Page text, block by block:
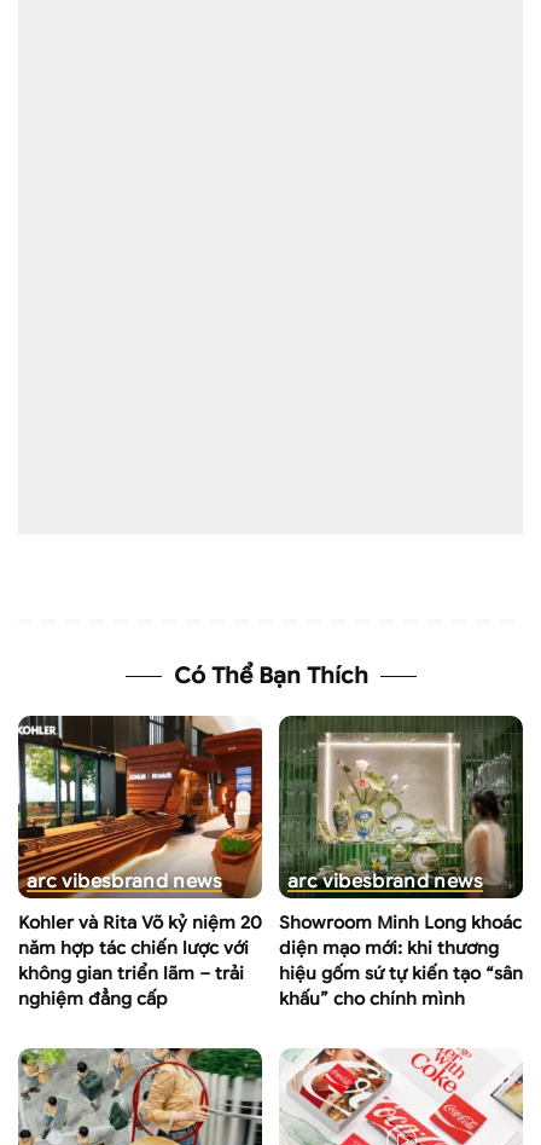
Có Thể Bạn Thích
arc vibesbrand news
Kohler và Rita Võ kỷ niệm 20
năm hợp tác chiến lược với
không gian triển lãm – trải
nghiệm đẳng cấp
arc vibesbrand news
Showroom Minh Long khoác
diện mạo mới: khi thương
hiệu gốm sứ tự kiến tạo “sân
khấu” cho chính mình